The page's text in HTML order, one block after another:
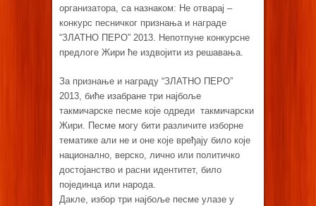
организатора, са назнаком: Не отварај –
конкурс песничког признања и награде
“ЗЛАТНО ПЕРО” 2013. Непотпуне конкурсне
предлоге Жири ће издвојити из решавања.
За признање и награду “ЗЛАТНО ПЕРО”
2013, биће изабране три најбоље
такмичарске песме које одреди такмичарски
Жири. Песме могу бити различите изборне
тематике али не и оне које вређају било које
национално, верско, лично или политичко
достојанство и расни идентитет, било
појединца или народа.
Дакле, избор три најбоље песме улазе у